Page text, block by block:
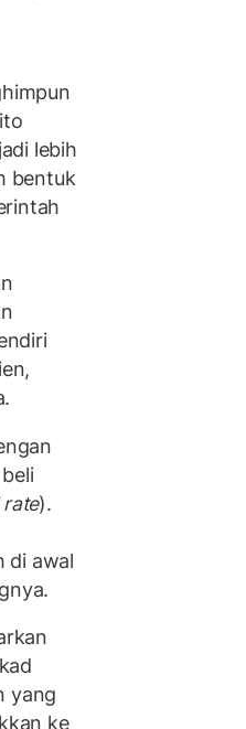
lebih
bentuk
rate).
di awal
yang
ke